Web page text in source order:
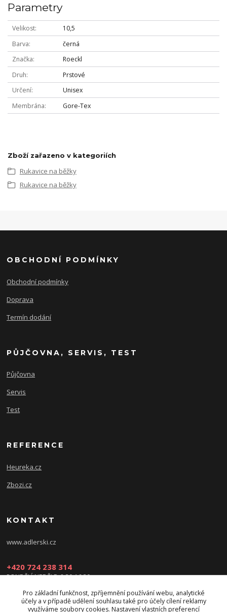
Parametry
Velikost
10,5
Barva
černá
Značka
Roeckl
Druh
Prstové
Určení
Unisex
Membrána
Gore-Tex
Zboží zařazeno v kategoriích
Rukavice na běžky
Rukavice na běžky
OBCHODNÍ PODMÍNKY
Obchodní podmínky
Doprava
Termín dodání
PŮJČOVNA, SERVIS, TEST
Půjčovna
Servis
Test
REFERENCE
Heureka.cz
Zbozi.cz
KONTAKT
www.adlerski.cz
+420 724 238 314
PONDĚLÍ-NEDĚLE: 8:30-16:30
eshop@adler-ski.cz
Pro základní funkčnost, zpříjemnění používání webu, analytické
účely a v případě udělení souhlasu také pro účely cílení reklamy
využíváme soubory cookies. Nastavení vlastních preferencí